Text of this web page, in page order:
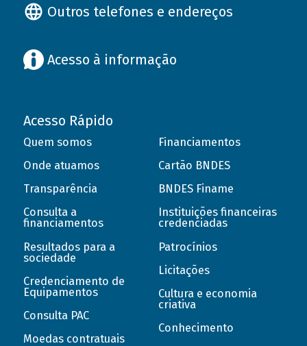
Outros telefones e endereços
Acesso à informação
Acesso Rápido
Quem somos
Onde atuamos
Transparência
Consulta a
financiamentos
Resultados para a
sociedade
Credenciamento de
Equipamentos
Consulta PAC
Moedas contratuais
Financiamentos
Cartão BNDES
BNDES Finame
Instituições financeiras
credenciadas
Patrocínios
Licitações
Cultura e economia
criativa
Conhecimento